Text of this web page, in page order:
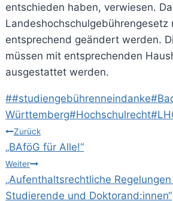
entschieden haben, verwiesen.
Landeshochschulgebührengesetz
entsprechend geändert werden.
müssen mit entsprechenden
ausgestattet werden.
Schlagworte:
##studiengebührenneindanke#
Württemberg#Hochschulrecht#
Beitragsnavigation
Zurück
„BAföG für Alle!“
Weiter
„Aufenthaltsrechtliche
Studierende und Doktorand:innen“